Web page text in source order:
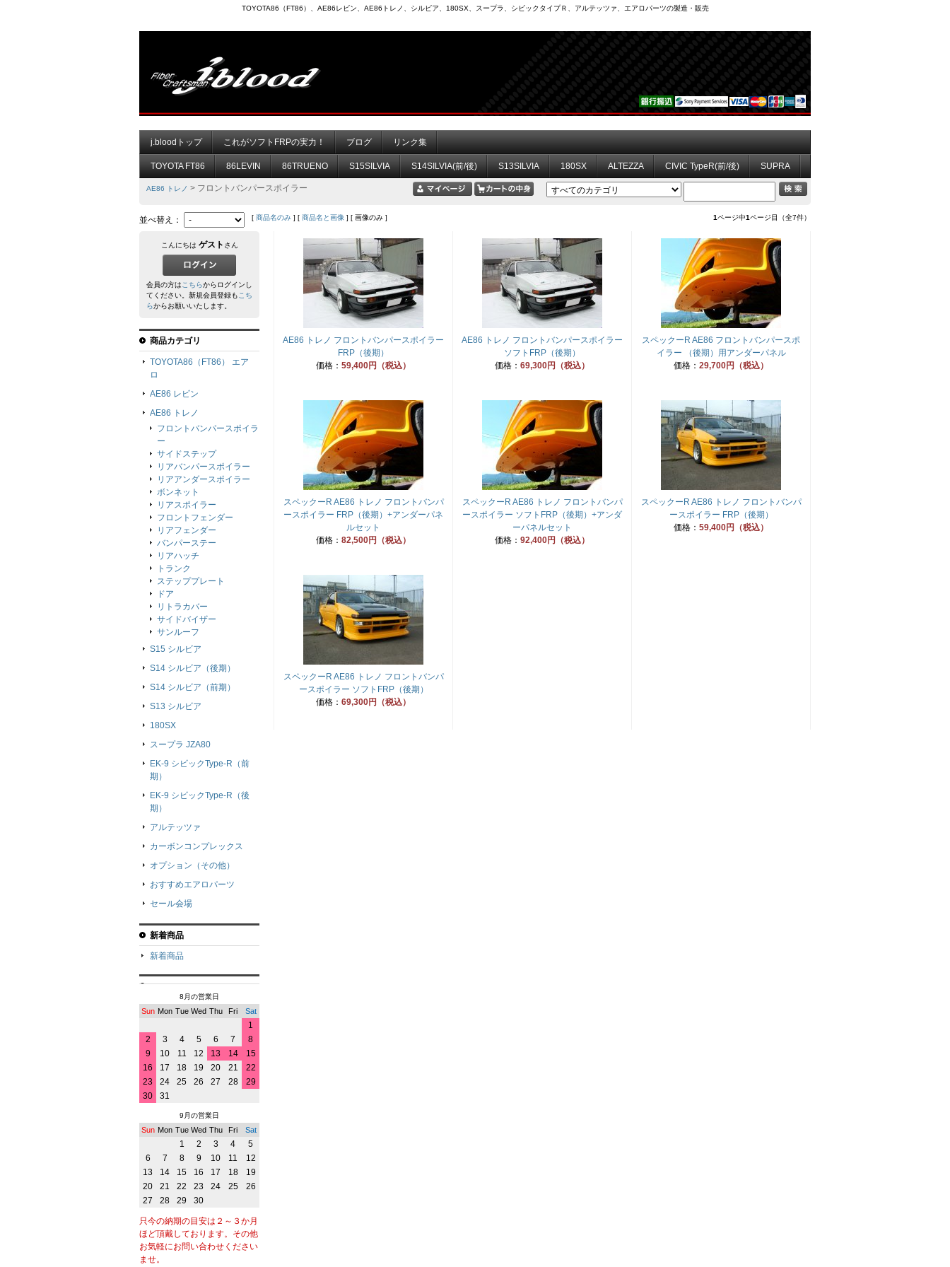
TOYOTA86（FT86）、AE86レビン、AE86トレノ、シルビア、180SX、スープラ、シビックタイプＲ、アルテッツァ、エアロパーツの製造・販売
j.bloodトップ これがソフトFRPの実力！ ブログ リンク集
TOYOTA FT86 86LEVIN 86TRUENO S15SILVIA S14SILVIA(前/後) S13SILVIA 180SX ALTEZZA CIVIC TypeR(前/後) SUPRA
AE86 トレノ > フロントバンパースポイラー
並べ替え： [ 商品名のみ ] [ 商品名と画像 ] [ 画像のみ ] 1ページ中1ページ目（全7件）
AE86 トレノ フロントバンパースポイラー
FRP（後期）
価格： 59,400円（税込）
AE86 トレノ フロントバンパースポイラー
ソフトFRP（後期）
価格： 69,300円（税込）
スペックーR AE86 フロントバンパースポ
イラー （後期）用アンダーパネル
価格： 29,700円（税込）
スペックーR AE86 トレノ フロントバンパ
ースポイラー FRP（後期）+アンダーパネ
ルセット
価格： 82,500円（税込）
スペックーR AE86 トレノ フロントバンパ
ースポイラー ソフトFRP（後期）+アンダ
ーパネルセット
価格： 92,400円（税込）
スペックーR AE86 トレノ フロントバンパ
ースポイラー FRP（後期）
価格： 59,400円（税込）
スペックーR AE86 トレノ フロントバンパ
ースポイラー ソフトFRP（後期）
価格： 69,300円（税込）
こんにちは ゲスト さん
会員の方はこちらからログインし
てください。新規会員登録もこち
らからお願いいたします。
商品カテゴリ
TOYOTA86（FT86） エア
ロ
AE86 レビン
AE86 トレノ
フロントバンパースポイラ
ー
サイドステップ
リアバンパースポイラー
リアアンダースポイラー
ボンネット
リアスポイラー
フロントフェンダー
リアフェンダー
バンパーステー
リアハッチ
トランク
ステッププレート
ドア
リトラカバー
サイドバイザー
サンルーフ
S15 シルビア
S14 シルビア（後期）
S14 シルビア（前期）
S13 シルビア
180SX
スープラ JZA80
EK-9 シビックType-R（前
期）
EK-9 シビックType-R（後
期）
アルテッツァ
カーボンコンプレックス
オプション（その他）
おすすめエアロパーツ
セール会場
新着商品
新着商品
8月の営業日
Sun Mon Tue Wed Thu Fri Sat
1
2
3 4 5 6 7
8
9
10 11 12 13 14
15
16
17 18 19 20 21
22
23
24 25 26 27 28
29
30
31
9月の営業日
Sun Mon Tue Wed Thu Fri Sat
1 2 3 4
5
6
7 8 9 10 11
12
13
14 15 16 17 18
19
20
21 22 23 24 25
26
27
28 29 30
只今の納期の目安は２～３か月
ほど頂戴しております。その他
お気軽にお問い合わせください
ませ。